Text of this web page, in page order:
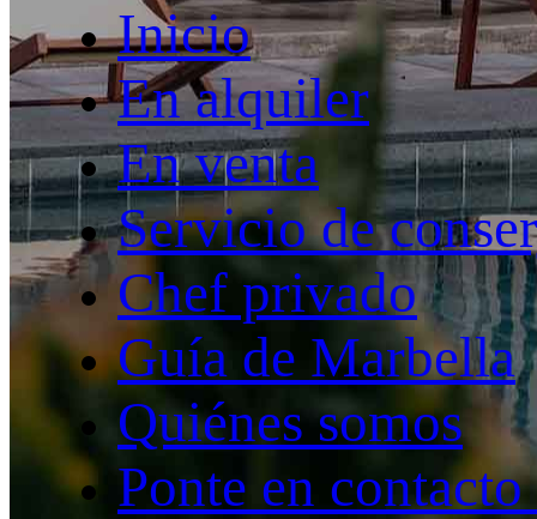
Inicio
En alquiler
En venta
Servicio de
Chef privado
Guía de Marbella
Quiénes somos
Ponte en